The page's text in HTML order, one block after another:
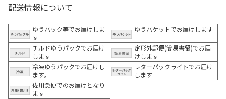
配送情報について
ゆうパック等でお届けしま
す
ゆうパケットでお届けします
チルドゆうパックでお届け
します
定形外郵便(簡易書留)でお届
けします
冷凍ゆうパックでお届けし
ます。
レターパックライトでお届け
します
佐川急便でのお届けとなり
ます